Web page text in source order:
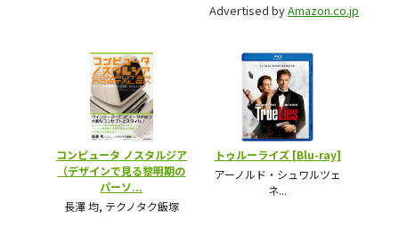
Advertised byAmazon.co.jp